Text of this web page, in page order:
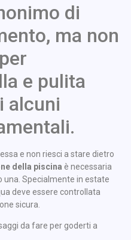
di
ma non
e pulita
alcuni
e non riesci a stare dietro
della piscina è necessaria
una. Specialmente in estate
deve essere controllata
sicura.
da fare per goderti a